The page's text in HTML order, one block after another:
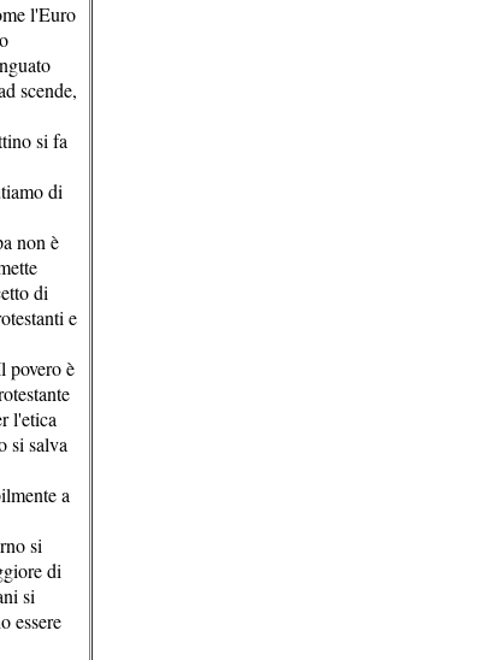
l'Euro
scende,
si fa
di
non è
di
e
povero è
l'etica
si salva
a
si
di
si
essere